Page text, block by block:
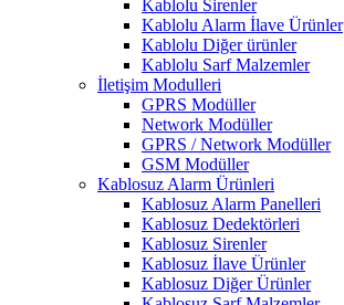
Kablolu Sirenler
Kablolu Alarm İlave Ürünler
Kablolu Diğer ürünler
Kablolu Sarf Malzemler
İletişim Modulleri
GPRS Modüller
Network Modüller
GPRS / Network Modüller
GSM Modüller
Kablosuz Alarm Ürünleri
Kablosuz Alarm Panelleri
Kablosuz Dedektörleri
Kablosuz Sirenler
Kablosuz İlave Ürünler
Kablosuz Diğer Ürünler